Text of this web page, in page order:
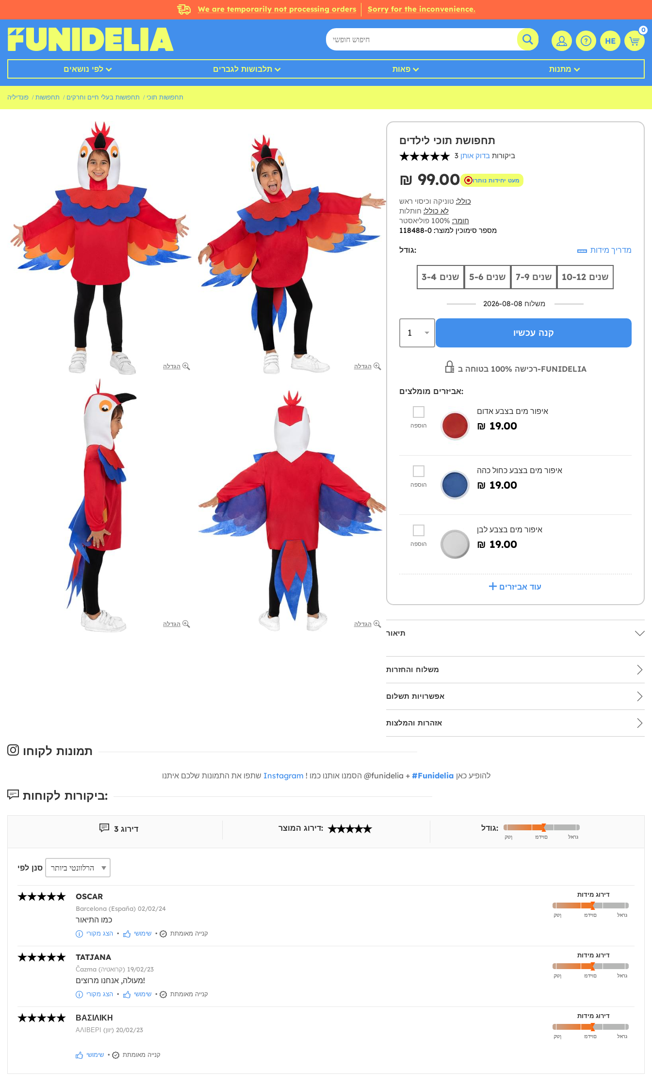
We are temporarily not processing orders Sorry for the inconvenience.
HE
0
לפי נושאים תלבושות לגברים פאות מתנות
פונדיליה תחפושות תחפושות בעלי חיים וחרקים תחפושות תוכי
הגדלה הגדלה
הגדלה הגדלה
תחפושת תוכי לילדים
3 ביקורות בדוק אותן
₪‎ 99.00 מעט יחידות נותרו
כולל: טוניקה וכיסוי ראש
לא כולל: חותלות
חומר:
מספר סימוכין למוצר: 118488-0
גודל: מדריך מידות
3-4 שנים 5-6 שנים 7-9 שנים 10-12 שנים
משלוח 2026-08-08
קנה עכשיו
רכישה 100% בטוחה ב-FUNIDELIA
אביזרים מומלצים:
הוספה
איפור מים בצבע אדום
₪‎ 19.00
הוספה
איפור מים בצבע כחול כהה
₪‎ 19.00
הוספה
איפור מים בצבע לבן
₪‎ 19.00
עוד אביזרים
תיאור
משלוח והחזרות
אפשרויות תשלום
אזהרות והמלצות
תמונות לקוחו
Instagram ! הסמנו אותנו כמו @funidelia + #Funidelia להופיע כאן
ביקורות לקוחות:
דירוג 3 דירוג המוצר: גודל:
סנן לפי
דירוג מידות OSCAR
Barcelona (España) 02/02/24
כמו התיאור
הצג מקורי • שימושי • קנייה מאומתת
דירוג מידות TATJANA
Čazma (קרואטיה) 19/02/23
מעולה, אנחנו מרוצים!
הצג מקורי • שימושי • קנייה מאומתת
דירוג מידות ΒΑΣΙΛΙΚΗ
ΑΛΙΒΕΡΙ (יוון) 20/02/23
שימושי • קנייה מאומתת